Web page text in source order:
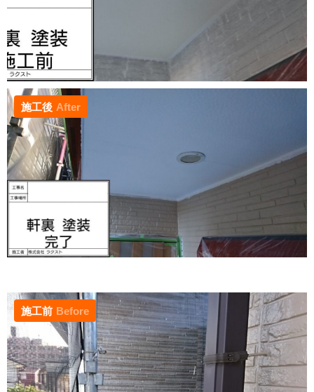
施工後 After
施工前 Before